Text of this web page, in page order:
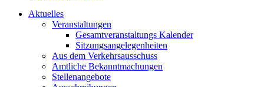
Aktuelles
Veranstaltungen
Gesamtveranstaltungs Kalender
Sitzungsangelegenheiten
Aus dem Verkehrsausschuss
Amtliche Bekanntmachungen
Stellenangebote